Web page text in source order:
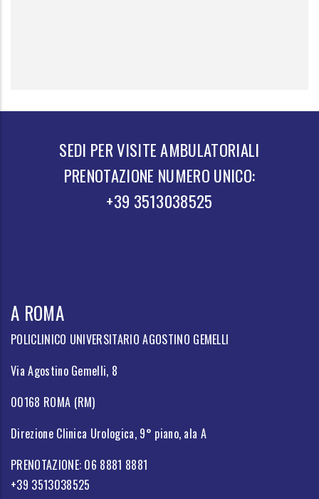
SEDI PER VISITE AMBULATORIALI
PRENOTAZIONE NUMERO UNICO:
+39 3513038525
A ROMA
POLICLINICO UNIVERSITARIO AGOSTINO GEMELLI
Via Agostino Gemelli, 8
00168 ROMA (RM)
Direzione Clinica Urologica, 9° piano, ala A
PRENOTAZIONE: 06 8881 8881
+39 3513038525